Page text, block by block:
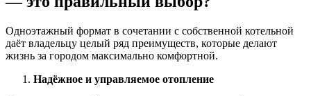
Одноэтажный формат в сочетании с собственной котельной
даёт владельцу целый ряд преимуществ, которые делают
жизнь за городом максимально комфортной.
Надёжное и управляемое отопление